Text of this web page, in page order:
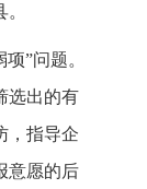
”问题。
选出的有
，指导企
意愿的后